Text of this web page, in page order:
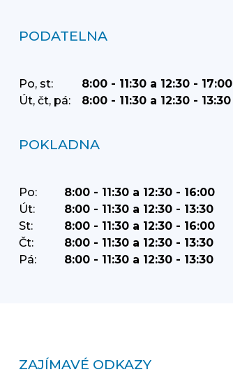
PODATELNA
Po, st:
8:00 - 11:30 a 12:30 - 17:00
Út, čt, pá:
8:00 - 11:30 a 12:30 - 13:30
POKLADNA
Po:
8:00 - 11:30 a 12:30 - 16:00
Út:
8:00 - 11:30 a 12:30 - 13:30
St:
8:00 - 11:30 a 12:30 - 16:00
Čt:
8:00 - 11:30 a 12:30 - 13:30
Pá:
8:00 - 11:30 a 12:30 - 13:30
ZAJÍMAVÉ ODKAZY